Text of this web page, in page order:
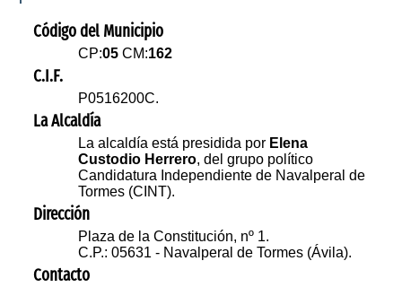
Código del Municipio
CP:05 CM:162
C.I.F.
P0516200C.
La Alcaldía
La alcaldía está presidida por Elena
Custodio Herrero, del grupo político
Candidatura Independiente de Navalperal de
Tormes (CINT).
Dirección
Plaza de la Constitución, nº 1.
C.P.: 05631 - Navalperal de Tormes (Ávila).
Contacto